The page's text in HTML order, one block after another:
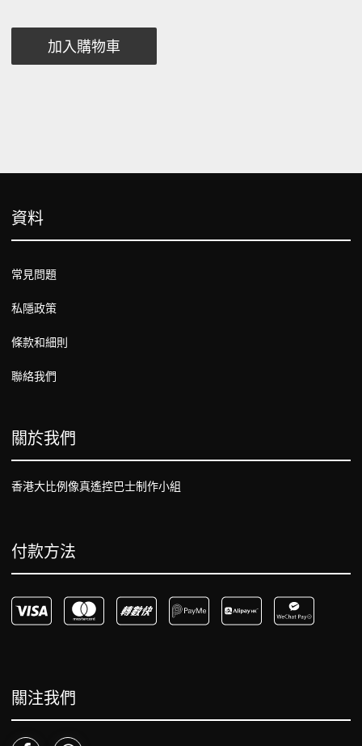
加入購物車
資料
常見問題
私隱政策
條款和細則
聯絡我們
關於我們
香港大比例像真遙控巴士制作小組
付款方法
關注我們